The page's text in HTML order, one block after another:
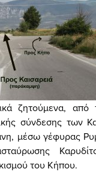
ζητούμενα, από
σύνδεσης των
μέσω γέφυρας
του Κήπου.